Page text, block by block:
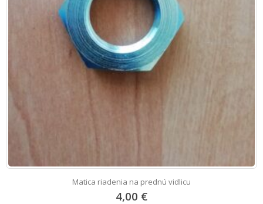
Matica riadenia na prednú vidlicu
4,00 €